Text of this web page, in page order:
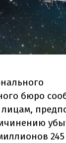
бюро